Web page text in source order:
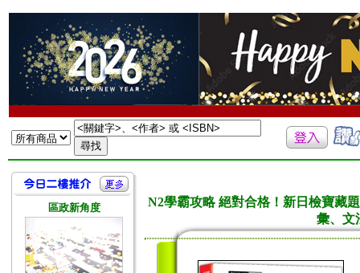
區政新角度
N2學霸攻略 絕對合格！新日檢寶藏
彙、文